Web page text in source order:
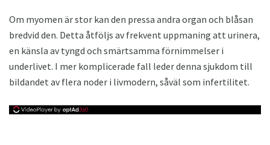
Om myomen är stor kan den pressa andra organ och blåsan
bredvid den. Detta åtföljs av frekvent uppmaning att urinera,
en känsla av tyngd och smärtsamma förnimmelser i
underlivet. I mer komplicerade fall leder denna sjukdom till
bildandet av flera noder i livmodern, såväl som infertilitet.